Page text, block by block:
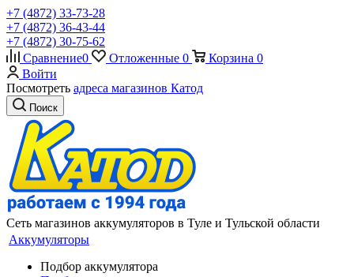
+7 (4872) 33-73-28
+7 (4872) 36-43-44
+7 (4872) 30-75-62
Сравнение0 Отложенные 0 Корзина 0
Войти
Посмотреть адреса магазинов Катод
Поиск
Сеть магазинов аккумуляторов в Туле и Тульской области
Аккумуляторы
Подбор аккумулятора